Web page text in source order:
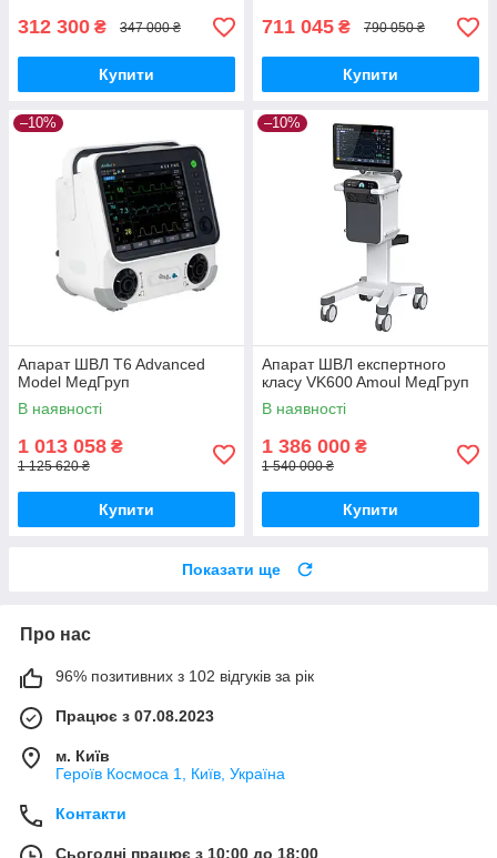
312 300 ₴ 347 000 ₴
Купити
711 045 ₴ 790 050 ₴
Купити
–10%
Апарат ШВЛ T6 Advanced
Model МедГруп
В наявності
1 013 058 ₴
1 125 620 ₴
Купити
–10%
Апарат ШВЛ експертного
класу VK600 Amoul МедГруп
В наявності
1 386 000 ₴
1 540 000 ₴
Купити
Показати ще
Про нас
96% позитивних з 102 відгуків за рік
Працює з 07.08.2023
м. Київ
Героїв Космоса 1, Київ, Україна
Контакти
Сьогодні працює з 10:00 до 18:00